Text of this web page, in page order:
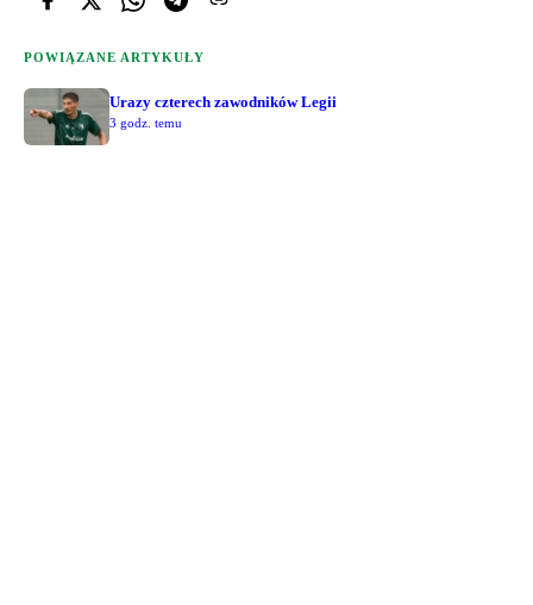
POWIĄZANE ARTYKUŁY
Urazy czterech zawodników Legii
3 godz. temu